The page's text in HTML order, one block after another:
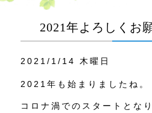
2021年よろしくお
2021/1/14 木曜日
2021年も始まりましたね。
コロナ渦でのスタートとな